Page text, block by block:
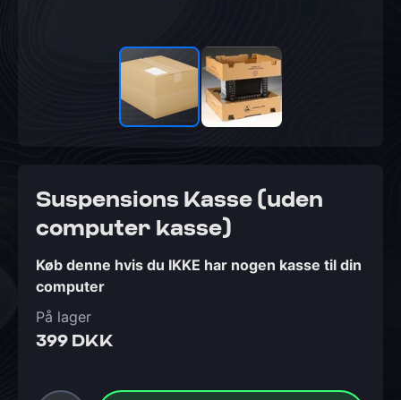
Suspensions Kasse (uden
computer kasse)
Køb denne hvis du IKKE har nogen kasse til din
computer
På lager
399 DKK